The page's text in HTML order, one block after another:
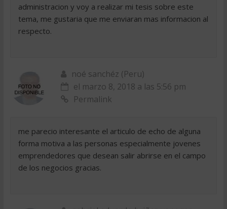
administracion y voy a realizar mi tesis sobre este
tema, me gustaria que me enviaran mas informacion al
respecto.
noé sanchéz (Peru)
el marzo 8, 2018 a las 5:56 pm
Permalink
me parecio interesante el articulo de echo de alguna
forma motiva a las personas especialmente jovenes
emprendedores que desean salir abrirse en el campo
de los negocios gracias.